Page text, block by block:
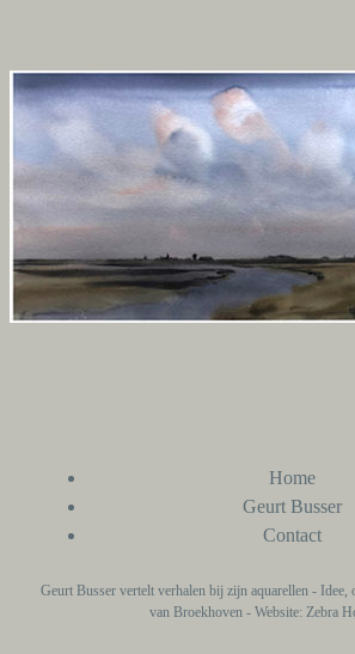
Home
Geurt Busser
Contact
Geurt Busser vertelt verhalen bij zijn aquarellen - Idee,
van Broekhoven - Website: Zebra